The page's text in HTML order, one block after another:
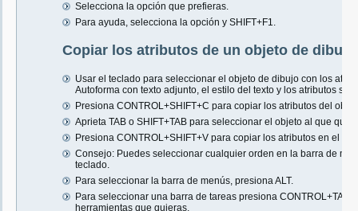
Selecciona la opción que prefieras.
Para ayuda, selecciona la opción y SHIFT+F1.
Copiar los atributos de un objeto de
Usar el teclado para seleccionar el objeto de dibujo con los
Autoforma con texto adjunto, el estilo del texto y los atributos se
Presiona CONTROL+SHIFT+C para copiar los atributos del
Aprieta TAB o SHIFT+TAB para seleccionar el objeto al que
Presiona CONTROL+SHIFT+V para copiar los atributos en el
Consejo: Puedes seleccionar cualquier orden en la barra de
teclado.
Para seleccionar la barra de menús, presiona ALT.
Para seleccionar una barra de tareas presiona
herramientas que quieras.